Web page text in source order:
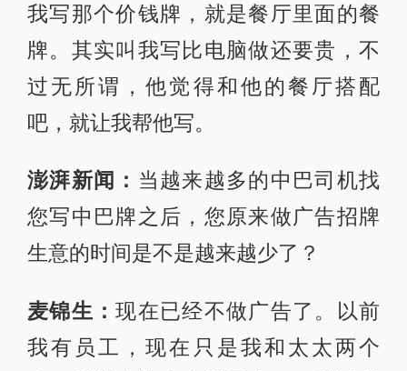
我写那个价钱牌，就是餐厅里面的餐
牌。其实叫我写比电脑做还要贵，不
过无所谓，他觉得和他的餐厅搭配
吧，就让我帮他写。
澎湃新闻： 当越来越多的中巴司机找
您写中巴牌之后，您原来做广告招牌
生意的时间是不是越来越少了？
麦锦生：现在已经不做广告了。以前
我有员工，现在只是我和太太两个